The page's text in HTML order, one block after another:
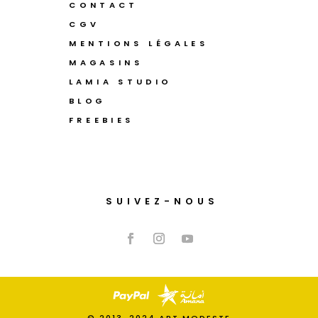
CONTACT
CGV
MENTIONS LÉGALES
MAGASINS
LAMIA STUDIO
BLOG
FREEBIES
SUIVEZ-NOUS